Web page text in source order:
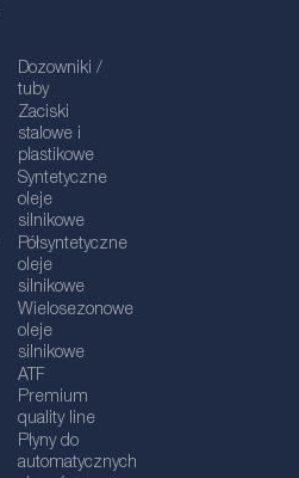
Dozowniki /
tuby
Zaciski
stalowe i
plastikowe
Syntetyczne
oleje
silnikowe
Półsyntetyczne
oleje
silnikowe
Wielosezonowe
oleje
silnikowe
ATF
Premium
quality line
Płyny do
automatycznych